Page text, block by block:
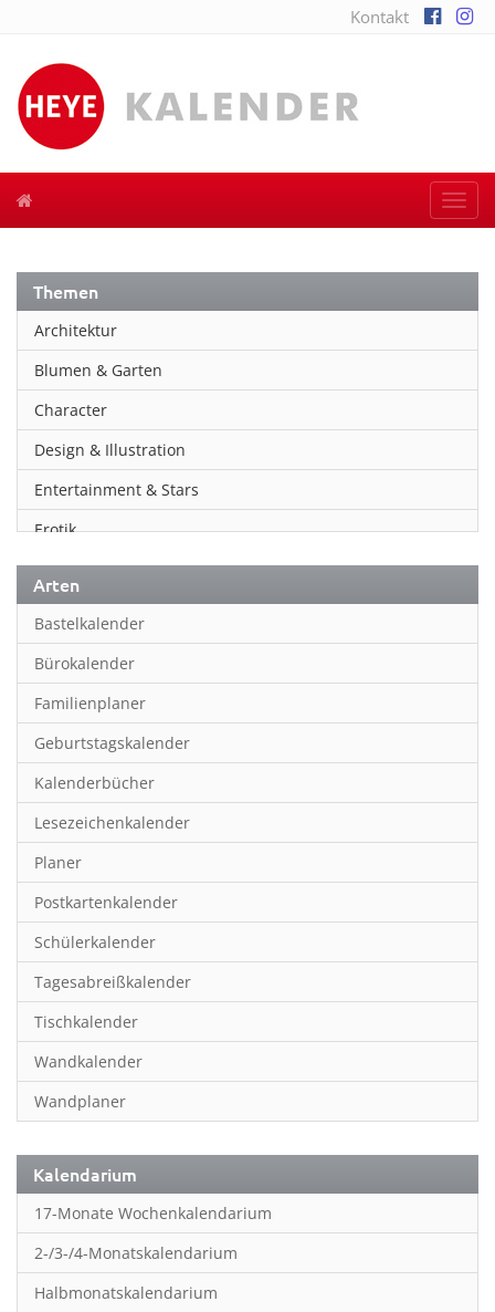
Kontakt
Themen
Architektur
Blumen & Garten
Character
Design & Illustration
Entertainment & Stars
Erotik
Essen & Trinken
Familienplaner
Fantasy
Film
Fotokunst
Frauen
Fußball
Geburtstagskalender
Hobby & Basteln
Humor & Cartoon
Inpiration & Entspannung
Inspiration & Entspannung
Inspiration & Spiritualität
Kinderkalender
Kunst
Länder & Städte
Landschaft & Natur
Lifestyle
Literatur
Arten
Bastelkalender
Bürokalender
Familienplaner
Geburtstagskalender
Kalenderbücher
Lesezeichenkalender
Planer
Postkartenkalender
Schülerkalender
Tagesabreißkalender
Tischkalender
Wandkalender
Wandplaner
Kalendarium
17-Monate Wochenkalendarium
2-/3-/4-Monatskalendarium
Halbmonatskalendarium